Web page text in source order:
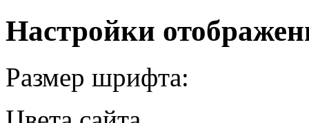
Настройки
Размер шрифта: